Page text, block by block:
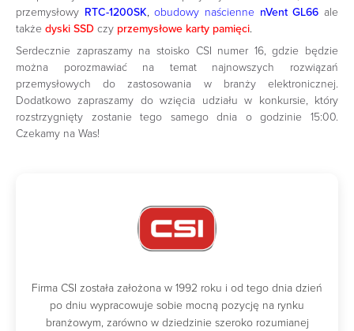
przemysłowy RTC-1200SK, obudowy naścienne nVent GL66 ale
także dyski SSD czy przemysłowe karty pamięci.
Serdecznie zapraszamy na stoisko CSI numer 16, gdzie będzie
można porozmawiać na temat najnowszych rozwiązań
przemysłowych do zastosowania w branży elektronicznej.
Dodatkowo zapraszamy do wzięcia udziału w konkursie, który
rozstrzygnięty zostanie tego samego dnia o godzinie 15:00.
Czekamy na Was!
Firma CSI została założona w 1992 roku i od tego dnia dzień
po dniu wypracowuje sobie mocną pozycję na rynku
branżowym, zarówno w dziedzinie szeroko rozumianej